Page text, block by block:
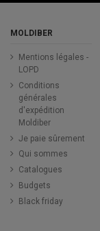
MOLDIBER
Mentions légales -
LOPD
Conditions
générales
d'expédition
Moldiber
Je paie sûrement
Qui sommes
Catalogues
Budgets
Black friday